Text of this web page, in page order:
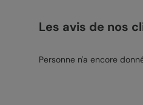
Les avis de nos
Personne n'a encore